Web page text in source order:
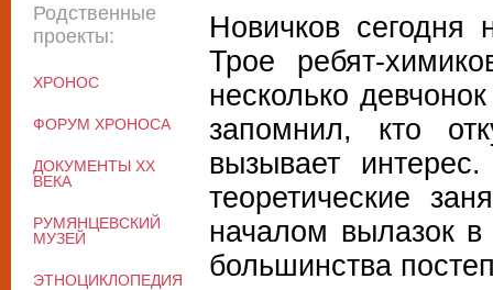
Новичков сегодня
Трое ребят-
несколько
запомнил, кто
вызывает
теоретические
началом вылазок
большинства
Родственные
проекты:
ХРОНОС
ФОРУМ ХРОНОСА
ДОКУМЕНТЫ XX
ВЕКА
РУМЯНЦЕВСКИЙ
МУЗЕЙ
ЭТНОЦИКЛОПЕДИЯ